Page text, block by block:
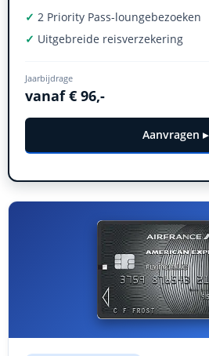
✓ 2 Priority Pass-loungebezoeken
✓ Uitgebreide reisverzekering
Jaarbijdrage
vanaf € 96,-
Aanvragen ▸